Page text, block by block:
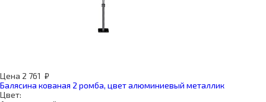
Цена 2 761 ₽
Балясина кованая 2 ромба, цвет алюминиевый металлик
Цвет: